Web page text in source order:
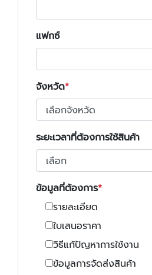
แฟกซ์
จังหวัด
ระยะเวลาที่ต้องการใช้สินค้า
ข้อมูลที่ต้องการ
รายละเอียด
ใบเสนอราคา
วิธีแก้ปัญหาการใช้งาน
ข้อมูลการจัดส่งสินค้า